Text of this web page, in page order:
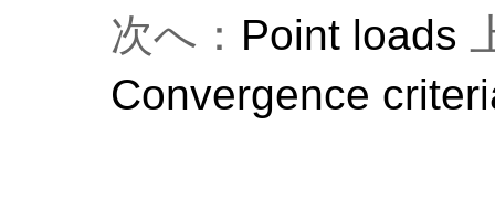
次へ： Point loads
Convergence